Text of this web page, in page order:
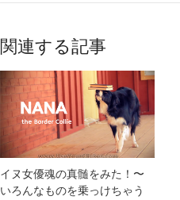
関連する記事
イヌ女優魂の真髄をみた！〜
いろんなものを乗っけちゃう